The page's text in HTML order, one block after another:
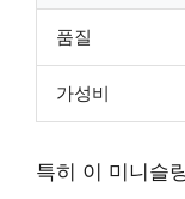
품질
가성비
특히 이 미니슬